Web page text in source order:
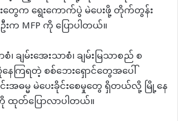
တွေက ရွေးကောက်ပွဲ မဲပေးဖို့ တိုက်တွန်း
MFP ကို ပြောပါတယ်။
၊ ချမ်းအေးသာစံ၊ ချမ်းမြသာစည် စ
ကြရတဲ့ စစ်ဘေးရှောင်တွေအပေါ်
အဓမ္မ မဲပေးခိုင်းစေမှုတွေ ရှိတယ်လို့ မြို့နေ
ထုတ်ပြောလာပါတယ်။